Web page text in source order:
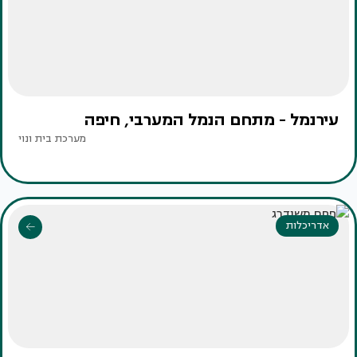
עירנמל - מתחם הנמל המערבי, חיפה
מערכת בית ונוי
אדריכלות